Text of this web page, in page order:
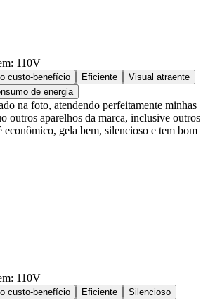
110V
custo-benefício Eficiente
Visual atraente
de energia
na foto, atendendo perfeitamente minhas
outros aparelhos da marca, inclusive outros
gela bem, silencioso e tem bom
110V
custo-benefício Eficiente
Silencioso